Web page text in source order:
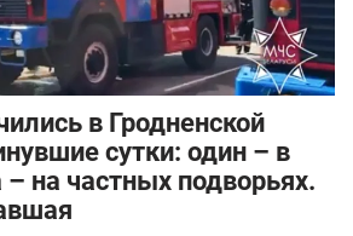
в Гродненской
сутки: один – в
– на частных подворьях.